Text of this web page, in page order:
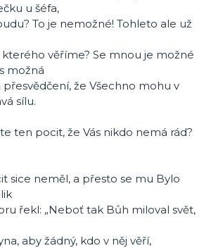
u šéfa,
To je nemožné! Tohleto ale už
věříme? Se mnou je možné
možná
přesvědčení, že Všechno mohu v
sílu.
ten pocit, že Vás nikdo nemá rád?
sice neměl, a přesto se mu Bylo
řekl: „Neboť tak Bůh miloval svět,
aby žádný, kdo v něj věří,